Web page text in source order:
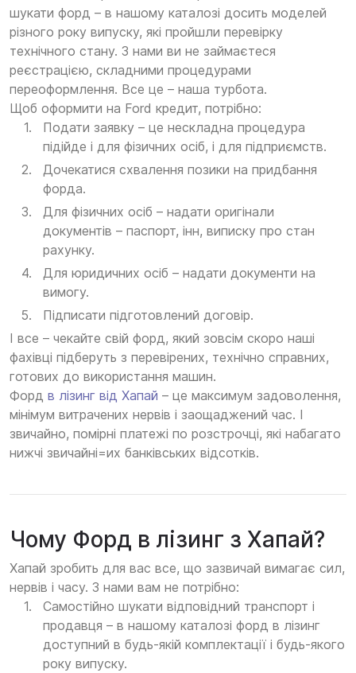
шукати форд – в нашому каталозі досить моделей
різного року випуску, які пройшли перевірку
технічного стану. З нами ви не займаєтеся
реєстрацією, складними процедурами
переоформлення. Все це – наша турбота.
Щоб оформити на Ford кредит, потрібно:
Подати заявку – це нескладна процедура
підійде і для фізичних осіб, і для підприємств.
Дочекатися схвалення позики на придбання
форда.
Для фізичних осіб – надати оригінали
документів – паспорт, інн, виписку про стан
рахунку.
Для юридичних осіб – надати документи на
вимогу.
Підписати підготовлений договір.
І все – чекайте свій форд, який зовсім скоро наші
фахівці підберуть з перевірених, технічно справних,
готових до використання машин.
Форд в лізинг від Хапай – це максимум задоволення,
мінімум витрачених нервів і заощаджений час. І
звичайно, помірні платежі по розстрочці, які набагато
нижчі звичайні=их банківських відсотків.
Чому Форд в лізинг з Хапай?
Хапай зробить для вас все, що зазвичай вимагає сил,
нервів і часу. З нами вам не потрібно:
Самостійно шукати відповідний транспорт і
продавця – в нашому каталозі форд в лізинг
доступний в будь-якій комплектації і будь-якого
року випуску.